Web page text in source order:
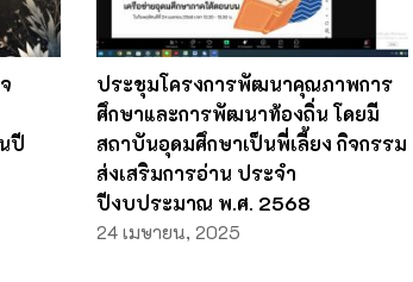
ปี
ประชุมโครงการพัฒนาคุณภาพการ
ศึกษาและการพัฒนาท้องถิ่น โดยมี
สถาบันอุดมศึกษาเป็นพี่เลี้ยง กิจกรรม
ส่งเสริมการอ่าน ประจํา
ปีงบประมาณ พ.ศ. 2568
24 เมษายน, 2025